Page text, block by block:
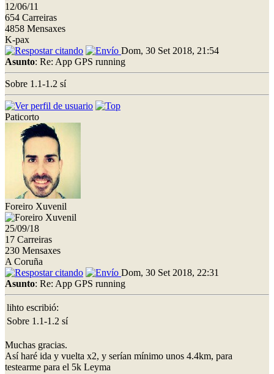
12/06/11
654 Carreiras
4858 Mensaxes
K-pax
Dom, 30 Set 2018, 21:54
Asunto: Re: App GPS running
Sobre 1.1-1.2 sí
Paticorto
Foreiro Xuvenil
25/09/18
17 Carreiras
230 Mensaxes
A Coruña
Dom, 30 Set 2018, 22:31
Asunto: Re: App GPS running
lihto escribió:
Sobre 1.1-1.2 sí
Muchas gracias.
Así haré ida y vuelta x2, y serían mínimo unos 4.4km, para
testearme para el 5k Leyma